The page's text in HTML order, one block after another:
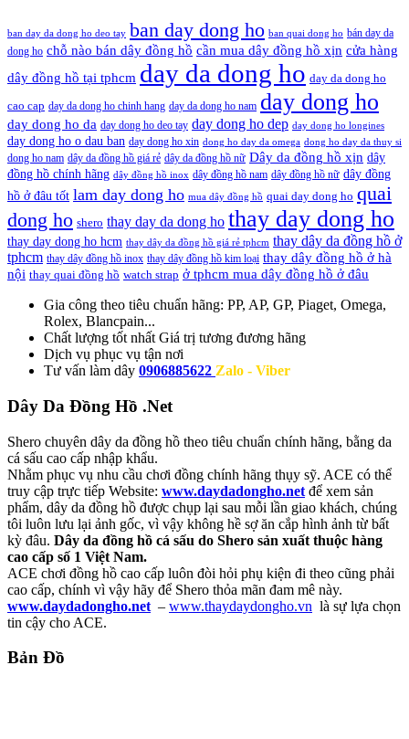
ban day da dong ho deo tay ban day dong ho ban quai dong ho bán day da
dong ho chỗ nào bán dây đồng hồ cần mua dây đồng hồ xịn cửa hàng
dây đồng hồ tại tphcm day da dong ho day da dong ho
cao cap day da dong ho chinh hang day da dong ho nam day dong ho
day dong ho da day dong ho deo tay day dong ho dep day dong ho longines
day dong ho o dau ban day dong ho xin dong ho day da omega dong ho day da thuy si
dong ho nam dây da đồng hồ giá rẻ dây da đồng hồ nữ Dây da đồng hồ xịn dây
đồng hồ chính hãng dây đồng hồ inox dây đồng hồ nam dây đồng hồ nữ dây đồng
hồ ở đâu tốt lam day dong ho mua dây đồng hồ quai day dong ho quai
dong ho shero thay day da dong ho thay day dong ho
thay day dong ho hcm thay dây da đồng hồ giá rẻ tphcm thay dây da đồng hồ ở
tphcm thay dây đồng hồ inox thay dây đồng hồ kim loại thay dây đồng hồ ở hà
nội thay quai đồng hồ watch strap ở tphcm mua dây đồng hồ ở đâu
Gia công theo tiêu chuẩn hãng: PP, AP, GP, Piaget, Omega,
Rolex, Blancpain...
Chất lượng tốt nhất Giá trị tương đương hãng
Dịch vụ phục vụ tận nơi
Tư vấn làm dây 0906885622 Zalo - Viber
Dây Da Đồng Hồ .Net
Shero chuyên dây da đồng hồ theo tiêu chuẩn chính hãng, bằng da
cá sấu cao cấp nhập khẩu.
Nhằm phục vụ nhu cầu chơi đồng chính hãng thụy sỹ. ACE có thể
truy cập trực tiếp Website: www.daydadongho.net để xem sản
phẩm, dây da đồng hồ được chụp lại sau mỗi lần giao khách, chúng
tôi luôn lưu lại ảnh gốc, vì vậy không hề sợ ăn cắp hình ảnh từ bất
kỳ đâu. Dây da đồng hồ cá sấu do Shero sản xuất thuộc hàng
cao cấp số 1 Việt Nam.
ACE chơi đồng hồ cao cấp luôn đòi hỏi phụ kiện đi theo cũng phải
cao cấp, chính vì vậy hãy để Shero thỏa mãn đam mê này.
www.daydadongho.net – www.thaydaydongho.vn là sự lựa chọn
tin cậy cho ACE.
Bản Đồ